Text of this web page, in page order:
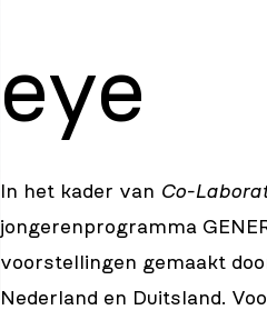
eye
In het kader van Co-
jongerenprogramma
voorstellingen gemaakt
Nederland en Duitsland.